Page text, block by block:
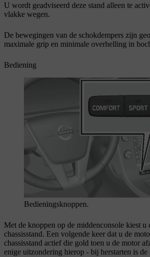
U wordt geadviseerd deze stand alleen te
vlakke wegen.
De bewegingen van de schokdempers zijn
maximale grip en minimale overhelling in
Bediening
Bedieningsknoppen.
Met de knoppen op de middenconsole kiest u
chassisstand. Een volgende keer dat u de
chassisstand actief die gold toen u de motor
enige uitzondering hierop - bij herstarten is de